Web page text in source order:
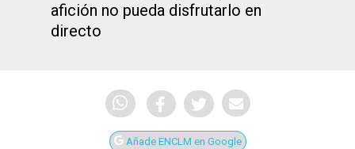
afición no pueda disfrutarlo en
directo
Añade ENCLM en Google